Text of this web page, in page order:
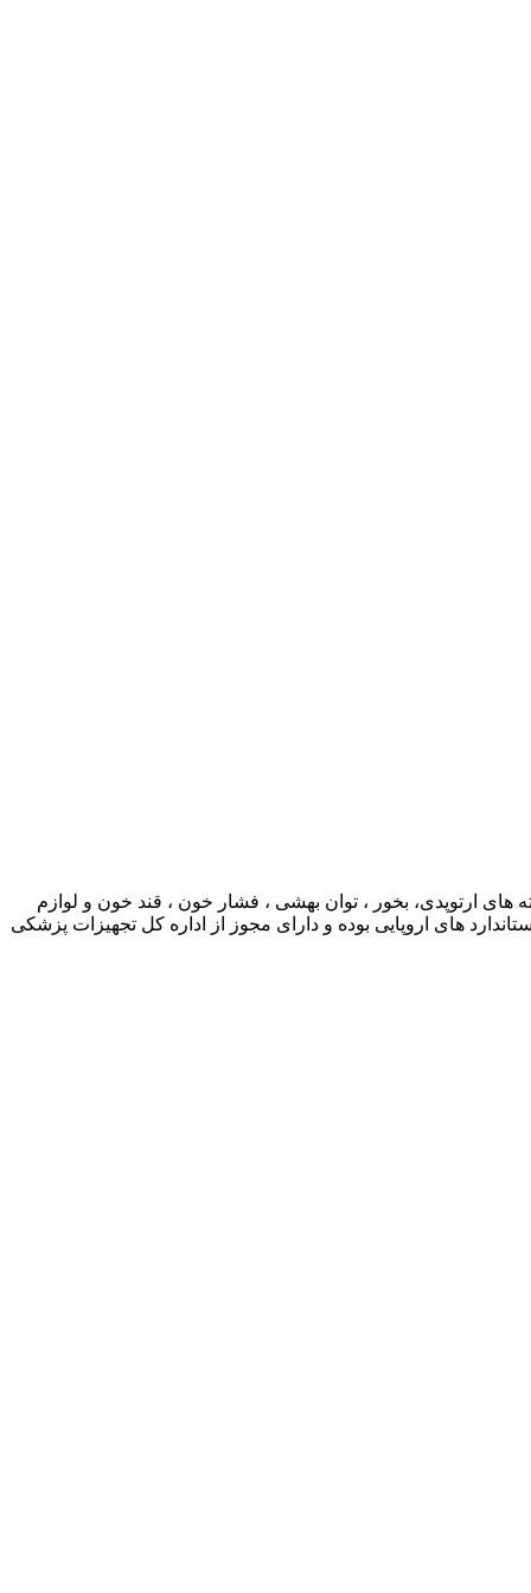
ارتوپدی، بخور ، توان بهشی ، فشار خون ، قند خون و لوازم
های اروپایی بوده و دارای مجوز از اداره کل تجهیزات پزشکی